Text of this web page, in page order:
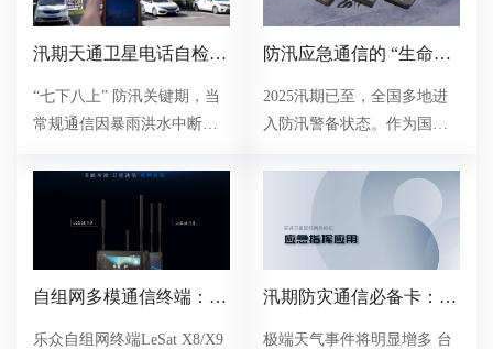
下的无缝切换与稳定通信，
覆盖手持、车载、船载、机
提供技术领先、场景适配性
强的成熟产品选择。
垒、凝聚团队力量的暖心之
约。
汛期天通卫星电话自检保
“七下八上” 防汛关键期，当
常规通信因暴雨洪水中断
的 “生命线”。掌握其汛前自
检、汛期维护及汛后保养要
点，是保障防汛抢险顺利开
展的基础。
防汛应急通信的 “生命
创新实践
2025汛期已至，全国多地进
入防汛警备状态。作为国内
众信息的卫星终端产品已深
从省-市-县-乡-村五级指挥中
心到一线救援现场，助力构
建强健的通信保障网络。
自组网多模通信终端：
乐众自组网终端LeSat X8/X9
汛期防灾通信必备卡：解
极端天气事件将明显增多 台